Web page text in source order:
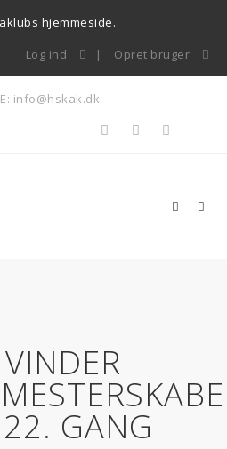
hjemmeside.
Log ind
Opret bruger
E: info@hskak.dk
GANG